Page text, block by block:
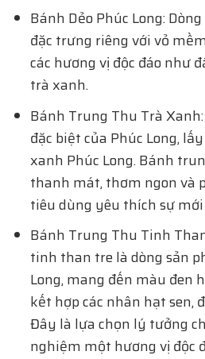
Bánh Dẻo Phúc Long:
đặc trưng riêng với vỏ
các hương vị độc đáo như
trà xanh.
Bánh Trung Thu Trà
đặc biệt của Phúc Long,
xanh Phúc Long. Bánh
thanh mát, thơm ngon và
tiêu dùng yêu thích sự mới
Bánh Trung Thu Tinh
tinh than tre là dòng sản
Long, mang đến màu đen
kết hợp các nhân hạt sen,
Đây là lựa chọn lý tưởng
nghiệm một hương vị độc